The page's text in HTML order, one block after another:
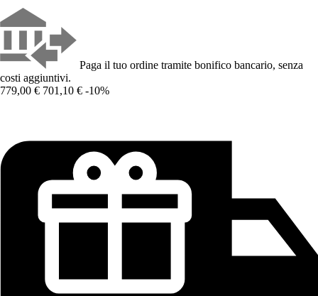
Paga il tuo ordine tramite bonifico bancario, senza
costi aggiuntivi.
779,00 € 701,10 € -10%